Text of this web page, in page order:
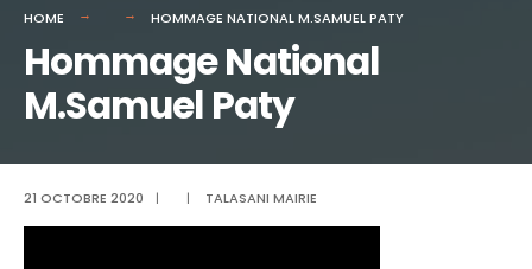
HOME HOMMAGE NATIONAL M.SAMUEL PATY
Hommage National
M.Samuel Paty
21 OCTOBRE 2020 | | TALASANI MAIRIE